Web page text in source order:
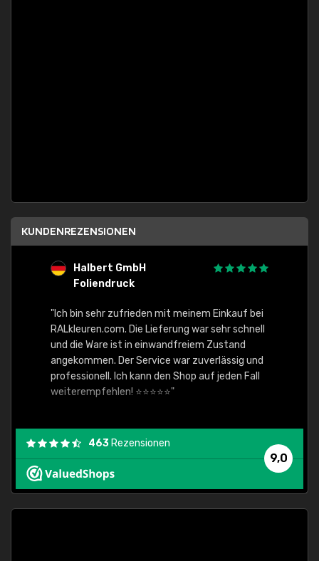
KUNDENREZENSIONEN
Halbert GmbH
Foliendruck
"Ich bin sehr zufrieden mit meinem Einkauf bei
RALkleuren.com. Die Lieferung war sehr schnell
und die Ware ist in einwandfreiem Zustand
angekommen. Der Service war zuverlässig und
professionell. Ich kann den Shop auf jeden Fall
weiterempfehlen! ⭐⭐⭐⭐⭐"
9,0
463 Rezensionen